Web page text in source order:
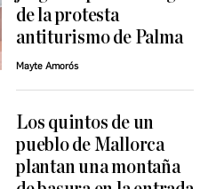
de la protesta
antiturismo de Palma
Mayte Amorós
Los quintos de un
pueblo de Mallorca
plantan una montaña